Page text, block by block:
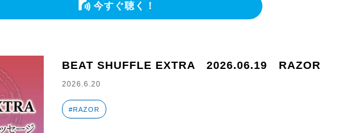
今すぐ聴く！
BEAT SHUFFLE EXTRA 2026.06.19 RAZOR
2026.6.20
#RAZOR